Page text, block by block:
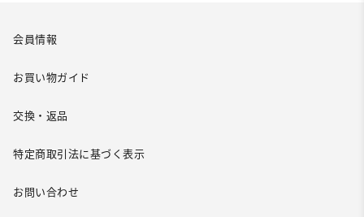
会員情報
お買い物ガイド
交換・返品
特定商取引法に基づく表示
お問い合わせ